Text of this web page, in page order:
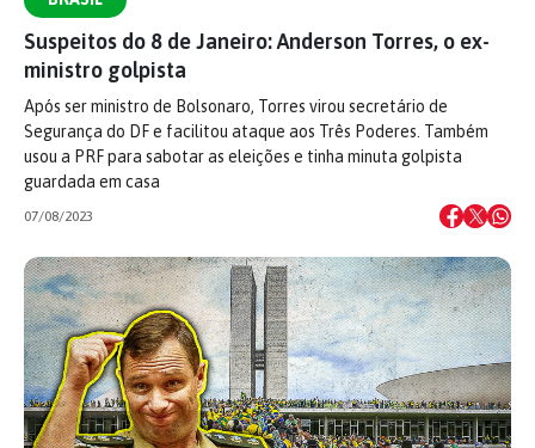
Suspeitos do 8 de Janeiro: Anderson Torres, o ex-
ministro golpista
Após ser ministro de Bolsonaro, Torres virou secretário de
Segurança do DF e facilitou ataque aos Três Poderes. Também
usou a PRF para sabotar as eleições e tinha minuta golpista
guardada em casa
07/08/2023